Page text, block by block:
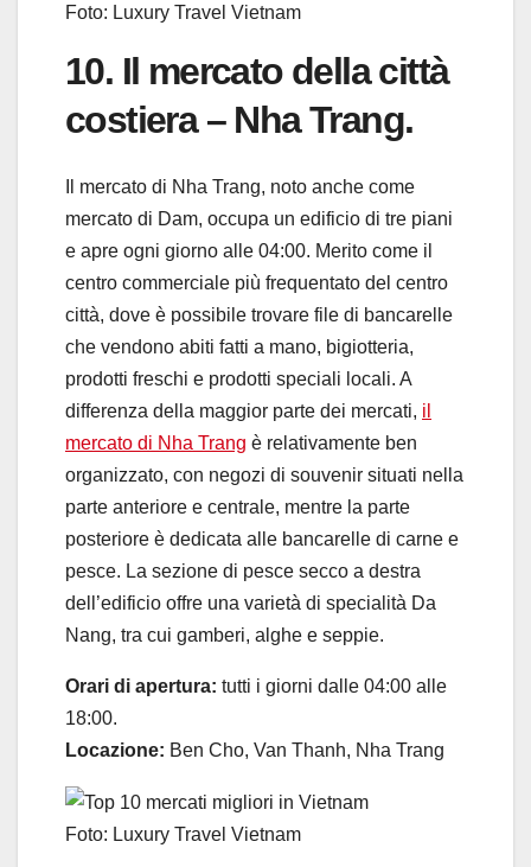
Foto: Luxury Travel Vietnam
10. Il mercato della città
costiera – Nha Trang.
Il mercato di Nha Trang, noto anche come
mercato di Dam, occupa un edificio di tre piani
e apre ogni giorno alle 04:00. Merito come il
centro commerciale più frequentato del centro
città, dove è possibile trovare file di bancarelle
che vendono abiti fatti a mano, bigiotteria,
prodotti freschi e prodotti speciali locali. A
differenza della maggior parte dei mercati, il
mercato di Nha Trang è relativamente ben
organizzato, con negozi di souvenir situati nella
parte anteriore e centrale, mentre la parte
posteriore è dedicata alle bancarelle di carne e
pesce. La sezione di pesce secco a destra
dell’edificio offre una varietà di specialità Da
Nang, tra cui gamberi, alghe e seppie.
Orari di apertura: tutti i giorni dalle 04:00 alle
18:00.
Locazione: Ben Cho, Van Thanh, Nha Trang
Foto: Luxury Travel Vietnam